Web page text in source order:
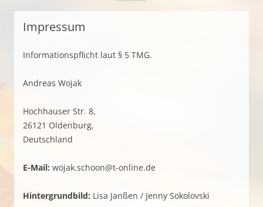
Impressum
Informationspflicht laut § 5 TMG.
Andreas Wojak
Hochhauser Str. 8,
26121 Oldenburg,
Deutschland
E-Mail: wojak.schoon@t-online.de
Hintergrundbild: Lisa Janßen / Jenny Sokolovski